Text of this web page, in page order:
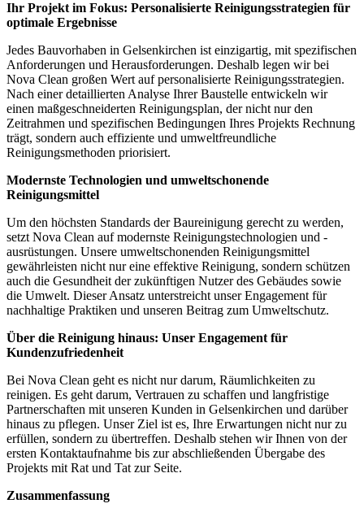
Ihr Projekt im Fokus: Personalisierte Reinigungsstrategien für
optimale Ergebnisse
Jedes Bauvorhaben in Gelsenkirchen ist einzigartig, mit spezifischen
Anforderungen und Herausforderungen. Deshalb legen wir bei
Nova Clean großen Wert auf personalisierte Reinigungsstrategien.
Nach einer detaillierten Analyse Ihrer Baustelle entwickeln wir
einen maßgeschneiderten Reinigungsplan, der nicht nur den
Zeitrahmen und spezifischen Bedingungen Ihres Projekts Rechnung
trägt, sondern auch effiziente und umweltfreundliche
Reinigungsmethoden priorisiert.
Modernste Technologien und umweltschonende
Reinigungsmittel
Um den höchsten Standards der Baureinigung gerecht zu werden,
setzt Nova Clean auf modernste Reinigungstechnologien und -
ausrüstungen. Unsere umweltschonenden Reinigungsmittel
gewährleisten nicht nur eine effektive Reinigung, sondern schützen
auch die Gesundheit der zukünftigen Nutzer des Gebäudes sowie
die Umwelt. Dieser Ansatz unterstreicht unser Engagement für
nachhaltige Praktiken und unseren Beitrag zum Umweltschutz.
Über die Reinigung hinaus: Unser Engagement für
Kundenzufriedenheit
Bei Nova Clean geht es nicht nur darum, Räumlichkeiten zu
reinigen. Es geht darum, Vertrauen zu schaffen und langfristige
Partnerschaften mit unseren Kunden in Gelsenkirchen und darüber
hinaus zu pflegen. Unser Ziel ist es, Ihre Erwartungen nicht nur zu
erfüllen, sondern zu übertreffen. Deshalb stehen wir Ihnen von der
ersten Kontaktaufnahme bis zur abschließenden Übergabe des
Projekts mit Rat und Tat zur Seite.
Zusammenfassung